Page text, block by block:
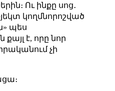
Ու ինքը սոց․
կողմնորոշված
պես
է, որը նոր
չի